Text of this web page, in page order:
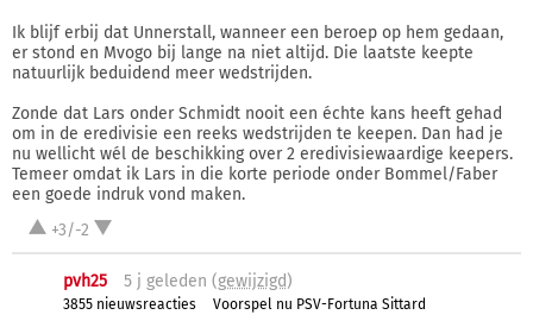
Ik blijf erbij dat Unnerstall, wanneer een beroep op hem gedaan,
er stond en Mvogo bij lange na niet altijd. Die laatste keepte
natuurlijk beduidend meer wedstrijden.
Zonde dat Lars onder Schmidt nooit een échte kans heeft gehad
om in de eredivisie een reeks wedstrijden te keepen. Dan had je
nu wellicht wél de beschikking over 2 eredivisiewaardige keepers.
Temeer omdat ik Lars in die korte periode onder Bommel/Faber
een goede indruk vond maken.
+3/-2
pvh25 5 j geleden (gewijzigd)
3855 nieuwsreacties
Voorspel nu PSV-Fortuna Sittard